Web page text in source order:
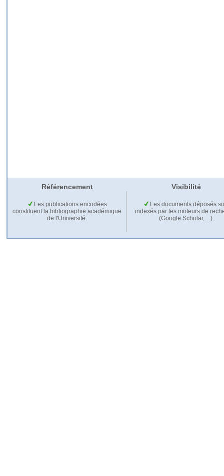
Référencement Visibilité
Les publications encodées
constituent la bibliographie académique
de l'Université.
Les documents déposés
indexés par les moteurs de
(Google Scholar,…).